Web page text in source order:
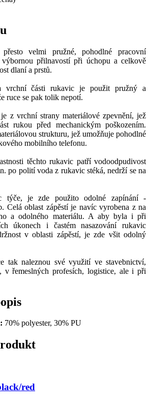
velmi pružné, pohodlné pracovní
přilnavostí při úchopu a celkově
dlaní a prstů.
vrchní části rukavic je použit pružný a
ruce se pak tolik nepotí.
z vrchní strany materiálové zpevnění, jež
rukou před mechanickým poškozením.
strukturu, jež umožňuje pohodlné
mobilního telefonu.
těchto rukavic patří vodoodpudivost
po polití voda z rukavic stéká, nedrží se na
týče, je zde použito odolné zapínání -
Celá oblast zápěstí je navíc vyrobena z na
a odolného materiálu. A aby byla i při
úkonech i častém nasazování rukavic
v oblasti zápěstí, je zde všit odolný
tak naleznou své využití ve stavebnictví,
v řemeslných profesích, logistice, ale i při
70% polyester, 30% PU
red